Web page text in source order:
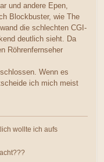
und andere Epen,
Blockbuster, wie The
die schlechten CGI-
deutlich sieht. Da
Röhrenfernseher
Wenn es
ich mich meist
wollte ich aufs